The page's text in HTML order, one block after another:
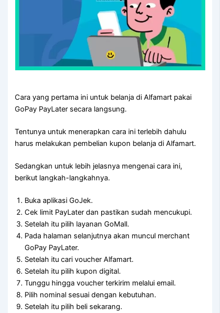
Cara yang pertama ini untuk belanja di Alfamart pakai
GoPay PayLater secara langsung.
Tentunya untuk menerapkan cara ini terlebih dahulu
harus melakukan pembelian kupon belanja di Alfamart.
Sedangkan untuk lebih jelasnya mengenai cara ini,
berikut langkah-langkahnya.
Buka aplikasi GoJek.
Cek limit PayLater dan pastikan sudah mencukupi.
Setelah itu pilih layanan GoMall.
Pada halaman selanjutnya akan muncul merchant
GoPay PayLater.
Setelah itu cari voucher Alfamart.
Setelah itu pilih kupon digital.
Tunggu hingga voucher terkirim melalui email.
Pilih nominal sesuai dengan kebutuhan.
Setelah itu pilih beli sekarang.